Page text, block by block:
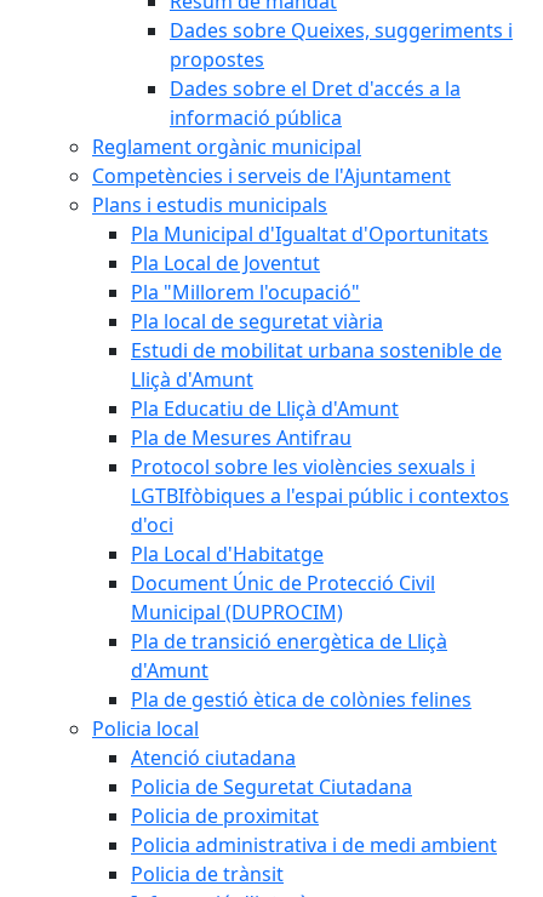
Dades sobre Queixes, suggeriments i
propostes
Dades sobre el Dret d'accés a la
informació pública
Reglament orgànic municipal
Competències i serveis de l'Ajuntament
Plans i estudis municipals
Pla Municipal d'Igualtat d'Oportunitats
Pla Local de Joventut
Pla "Millorem l'ocupació"
Pla local de seguretat viària
Estudi de mobilitat urbana sostenible de
Lliçà d'Amunt
Pla Educatiu de Lliçà d'Amunt
Pla de Mesures Antifrau
Protocol sobre les violències sexuals i
LGTBIfòbiques a l'espai públic i contextos
d'oci
Pla Local d'Habitatge
Document Únic de Protecció Civil
Municipal (DUPROCIM)
Pla de transició energètica de Lliçà
d'Amunt
Pla de gestió ètica de colònies felines
Policia local
Atenció ciutadana
Policia de Seguretat Ciutadana
Policia de proximitat
Policia administrativa i de medi ambient
Policia de trànsit